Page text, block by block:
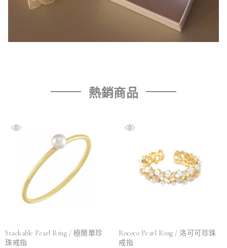
熱銷商品
Stackable Pearl Ring / 極簡單珍
珠戒指
Rococo Pearl Ring / 洛可可珍珠
戒指